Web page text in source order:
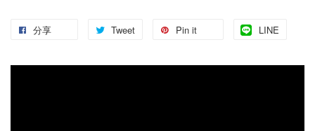
分享 Tweet Pin it LINE